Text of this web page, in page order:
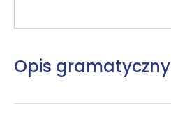
Opis gramatyczny